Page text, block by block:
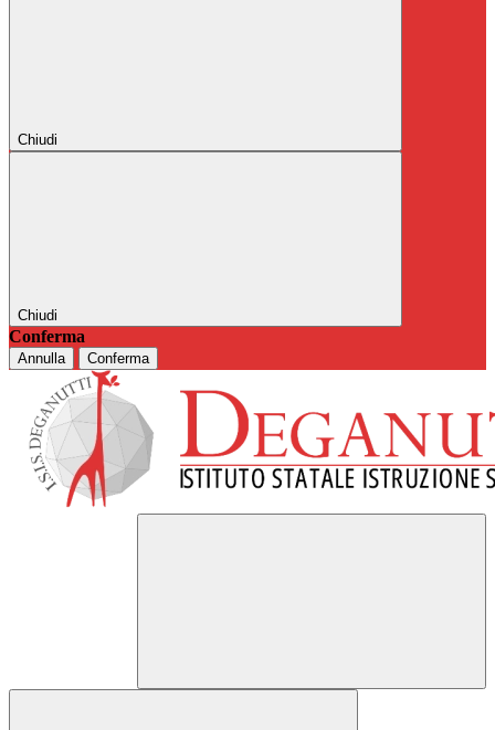
Chiudi
Chiudi
Conferma
Annulla Conferma